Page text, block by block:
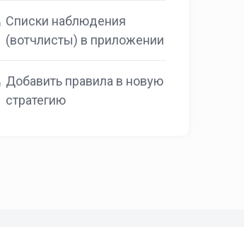
Списки наблюдения
(вотчлисты) в приложении
Добавить правила в новую
стратегию